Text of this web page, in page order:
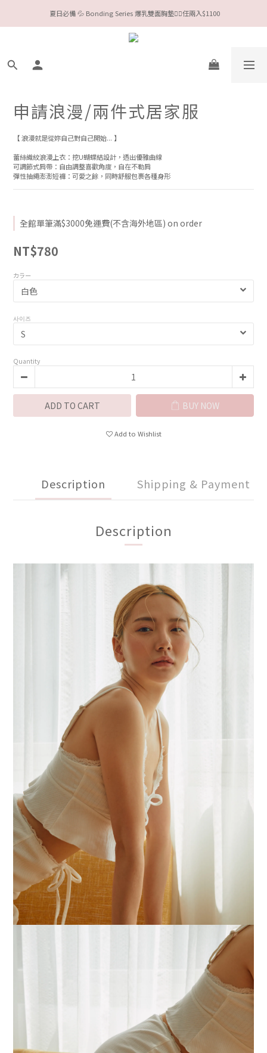
今夏限定Meufs泳衣工作坊 🥳 手做妳獨一無二的Bikini👙
Valentine❤️‍🔥全款情趣系列任選兩件88折！
今夏限定Meufs泳衣工作坊 🥳 手做妳獨一無二的Bikini👙
申請浪漫/兩件式居家服
【 浪漫就是從妳自己對自己開始... 】
蕾絲織紋浪漫上衣：挖U蝴蝶結設計，透出優雅曲線
可調節式肩帶：自由調整喜歡角度，自在不勒肩
彈性抽繩澎澎短褲：可愛之餘，同時舒服包裹各種身形
全館單筆滿$3000免運費(不含海外地區) on order
NT$780
カラー
사이즈
Quantity
ADD TO CART BUY NOW
Add to Wishlist
Description Shipping & Payment
Description